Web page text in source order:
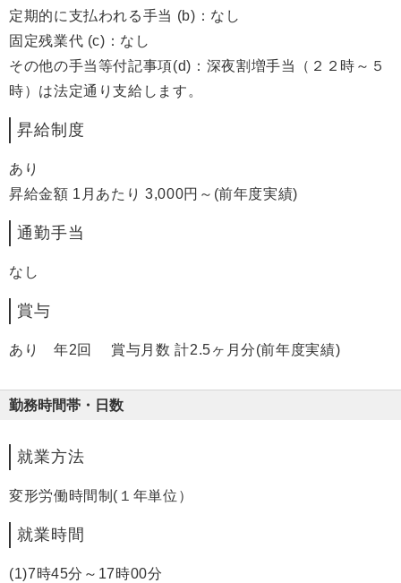
定期的に支払われる手当 (b)：なし
固定残業代 (c)：なし
その他の手当等付記事項(d)：深夜割増手当（２２時～５
時）は法定通り支給します。
昇給制度
あり
昇給金額 1月あたり 3,000円～(前年度実績)
通勤手当
なし
賞与
あり 年2回 賞与月数 計2.5ヶ月分(前年度実績)
勤務時間帯・日数
就業方法
変形労働時間制(１年単位）
就業時間
(1)7時45分～17時00分